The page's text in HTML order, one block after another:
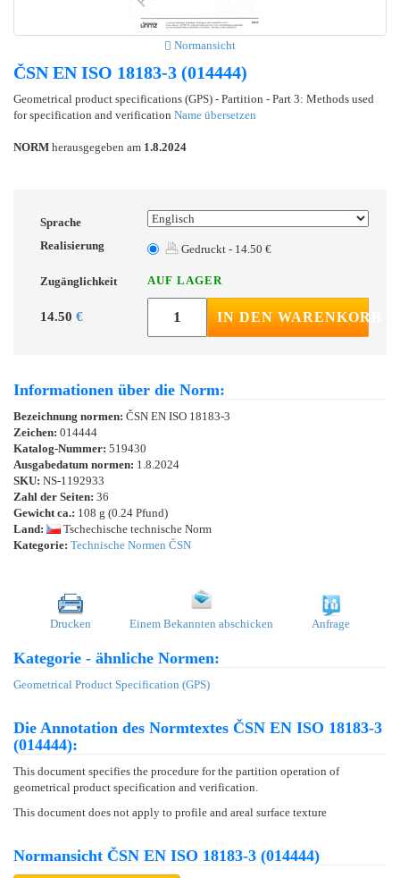
Normansicht
ČSN EN ISO 18183-3 (014444)
Geometrical product specifications (GPS) - Partition - Part 3: Methods used
for specification and verification Name übersetzen
NORM herausgegeben am 1.8.2024
Sprache
Realisierung
Gedruckt - 14.50 €
Zugänglichkeit AUF LAGER
14.50 € IN DEN WARENKORB
Informationen über die Norm:
Bezeichnung normen: ČSN EN ISO 18183-3
Zeichen: 014444
Katalog-Nummer: 519430
Ausgabedatum normen: 1.8.2024
SKU: NS-1192933
Zahl der Seiten: 36
Gewicht ca.: 108 g (0.24 Pfund)
Land:
Tschechische technische Norm
Kategorie: Technische Normen ČSN
Drucken Einem Bekannten abschicken Anfrage
Kategorie - ähnliche Normen:
Geometrical Product Specification (GPS)
Die Annotation des Normtextes ČSN EN ISO 18183-3
(014444):
This document specifies the procedure for the partition operation of
geometrical product specification and verification.
This document does not apply to profile and areal surface texture
Normansicht ČSN EN ISO 18183-3 (014444)